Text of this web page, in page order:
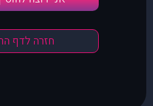
חזרה לדף